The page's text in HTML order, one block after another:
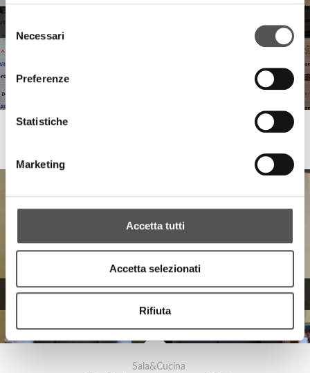
delNecessari
Preferenze
Statistiche
Marketing
Accetta tutti
Accetta selezionati
Rifiuta
Sala&Cucina